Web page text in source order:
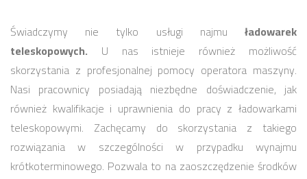
Świadczymy nie tylko usługi najmu ładowarek
teleskopowych. U nas istnieje również możliwość
skorzystania z profesjonalnej pomocy operatora maszyny.
Nasi pracownicy posiadają niezbędne doświadczenie, jak
również kwalifikacje i uprawnienia do pracy z ładowarkami
teleskopowymi. Zachęcamy do skorzystania z takiego
rozwiązania w szczególności w przypadku wynajmu
krótkoterminowego. Pozwala to na zaoszczędzenie środków